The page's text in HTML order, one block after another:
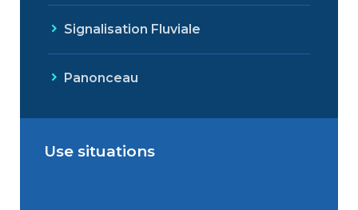
Signalisation Fluviale
Panonceau
Use situations